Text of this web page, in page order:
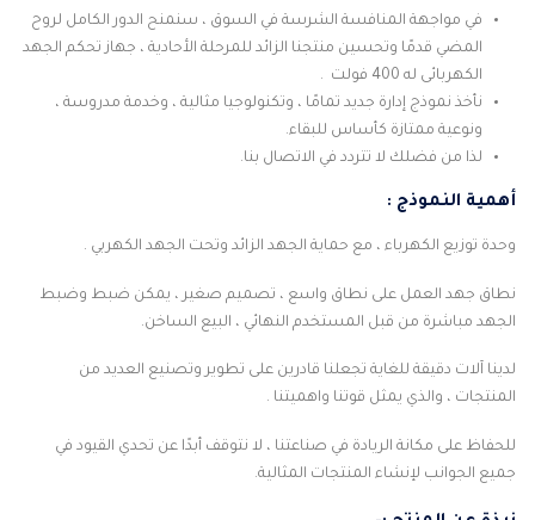
في مواجهة المنافسة الشرسة في السوق ، سنمنح الدور الكامل لروح
المضي قدمًا وتحسين منتجنا الزائد للمرحلة الأحادية ، جهاز تحكم الجهد
الكهربائى له 400 فولت .
نأخذ نموذج إدارة جديد تمامًا ، وتكنولوجيا مثالية ، وخدمة مدروسة ،
ونوعية ممتازة كأساس للبقاء.
لذا من فضلك لا تتردد في الاتصال بنا.
أهمية النموذج :
وحدة توزيع الكهرباء ، مع حماية الجهد الزائد وتحت الجهد الكهربي .
نطاق جهد العمل على نطاق واسع ، تصميم صغير ، يمكن ضبط وضبط
الجهد مباشرة من قبل المستخدم النهائي ، البيع الساخن.
لدينا آلات دقيقة للغاية تجعلنا قادرين على تطوير وتصنيع العديد من
المنتجات ، والذي يمثل قوتنا واهميتنا .
للحفاظ على مكانة الريادة في صناعتنا ، لا نتوقف أبدًا عن تحدي القيود في
جميع الجوانب لإنشاء المنتجات المثالية.